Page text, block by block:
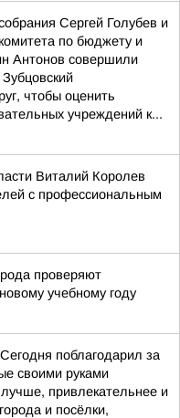
Сергей Голубев и
по бюджету и
Антонов совершили
чтобы оценить
учреждений к...
Виталий Королев
с профессиональным
проверяют
учебному году
поблагодарил за
своими руками
привлекательнее и
и посёлки,